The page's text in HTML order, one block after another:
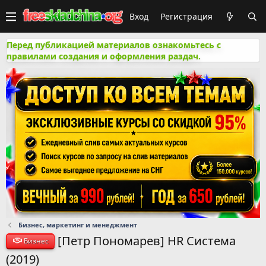
Вход Регистрация
Перед публикацией материалов ознакомьтесь с
правилами создания и оформления раздач.
Бизнес, маркетинг и менеджмент
Бизнес
[Петр Пономарев] HR Система
(2019)